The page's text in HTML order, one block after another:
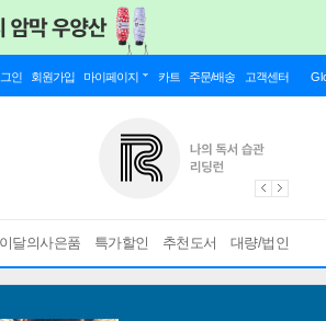
인 회원가입 마이페이지 카트 주문/배송 고객센터
이달의사은품 특가할인 추천도서 대량/법인